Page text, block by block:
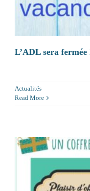
L’ADL sera
Actualités
Read More